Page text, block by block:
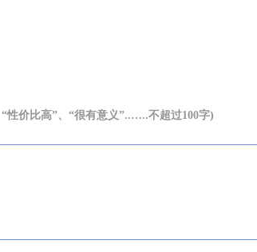
性价比高”、“很有意义”..…..不超过100字)